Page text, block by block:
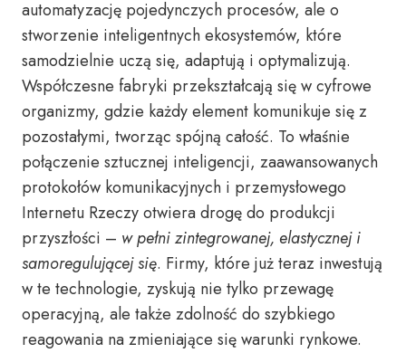
automatyzację pojedynczych procesów, ale o
stworzenie inteligentnych ekosystemów, które
samodzielnie uczą się, adaptują i optymalizują.
Współczesne fabryki przekształcają się w cyfrowe
organizmy, gdzie każdy element komunikuje się z
pozostałymi, tworząc spójną całość. To właśnie
połączenie sztucznej inteligencji, zaawansowanych
protokołów komunikacyjnych i przemysłowego
Internetu Rzeczy otwiera drogę do produkcji
przyszłości – w pełni zintegrowanej, elastycznej i
samoregulującej się. Firmy, które już teraz inwestują
w te technologie, zyskują nie tylko przewagę
operacyjną, ale także zdolność do szybkiego
reagowania na zmieniające się warunki rynkowe.